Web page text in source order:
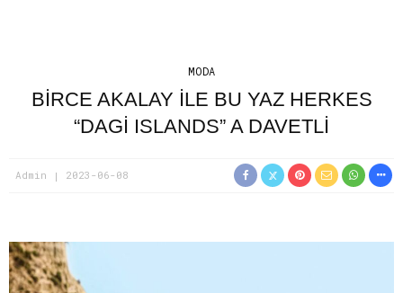
MODA
BİRCE AKALAY İLE BU YAZ HERKES
“DAGİ ISLANDS” A DAVETLİ
Admin 2023-06-08